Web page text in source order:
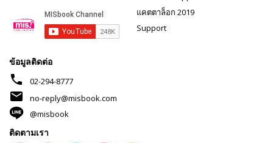
แคตตาล็อก 2019
Support
ข้อมูลติดต่อ
phone 02-294-8777
mail
no-reply@misbook.com
@misbook
ติดตามเรา